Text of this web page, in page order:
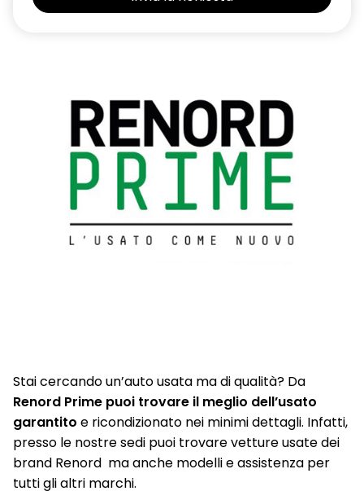
Stai cercando un’auto usata ma di qualità? Da
Renord Prime puoi trovare il meglio dell’usato
garantito e ricondizionato nei minimi dettagli. Infatti,
presso le nostre sedi puoi trovare vetture usate dei
brand Renord ma anche modelli e assistenza per
tutti gli altri marchi.